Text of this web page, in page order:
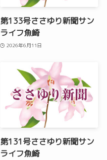
第133号ささゆり新聞サン
ライフ魚崎
2026年6月11日
第131号ささゆり新聞サン
ライフ魚崎